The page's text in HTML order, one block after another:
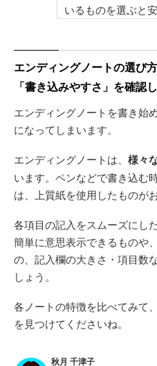
いるものを選ぶと安
エンディングノートの選び
「書き込みやすさ」を確認
エンディングノートを書き始
になってしまいます。
エンディングノートは、 様々
います。ペンなどで書き込む
は、上質紙を使用したものが
各項目の記入をスムーズにし
簡単に意思表示できるものや
の、記入欄の大きさ・項目数
しょう。
各ノートの特徴を比べてみて
を見つけてくださいね。
秋月 千津子